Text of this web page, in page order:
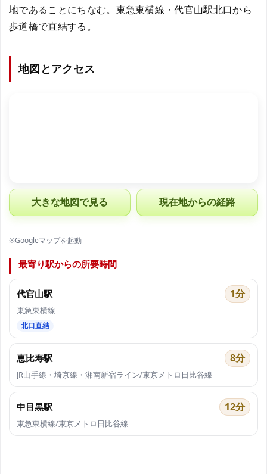
地であることにちなむ。東急東横線・代官山駅北口から
歩道橋で直結する。
地図とアクセス
大きな地図で見る 現在地からの経路
※Googleマップを起動
最寄り駅からの所要時間
代官山駅 1分
東急東横線
北口直結
恵比寿駅 8分
JR山手線・埼京線・湘南新宿ライン/東京メトロ日比谷線
中目黒駅 12分
東急東横線/東京メトロ日比谷線